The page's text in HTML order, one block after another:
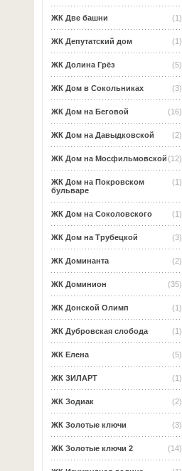
(1)
ЖК Две башни
(1)
ЖК Депутатский дом
(5)
ЖК Долина Грёз
(3)
ЖК Дом в Сокольниках
(16)
ЖК Дом на Беговой
(2)
ЖК Дом на Давыдковской
(12)
ЖК Дом на Мосфильмовской
(1)
ЖК Дом на Покровском
бульваре
(1)
ЖК Дом на Соколовского
(3)
ЖК Дом на Трубецкой
(2)
ЖК Доминанта
(35)
ЖК Доминион
(1)
ЖК Донской Олимп
(1)
ЖК Дубровская слобода
(5)
ЖК Елена
(1)
ЖК ЗИЛАРТ
(2)
ЖК Зодиак
(3)
ЖК Золотые ключи
(14)
ЖК Золотые ключи 2